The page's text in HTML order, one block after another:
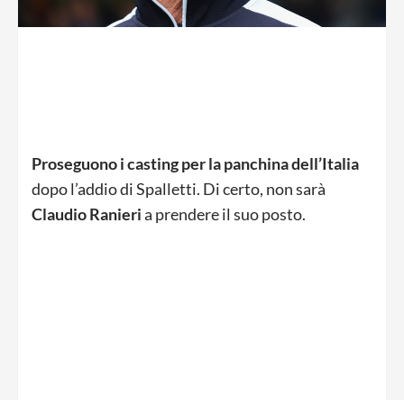
Proseguono i casting per la panchina dell’Italia
dopo l’addio di Spalletti. Di certo, non sarà
Claudio Ranieria prendere il suo posto.